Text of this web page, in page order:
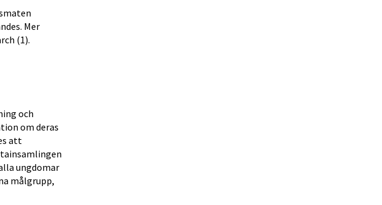
Mer
(1).
och
om deras
att
ungdomar
målgrupp,